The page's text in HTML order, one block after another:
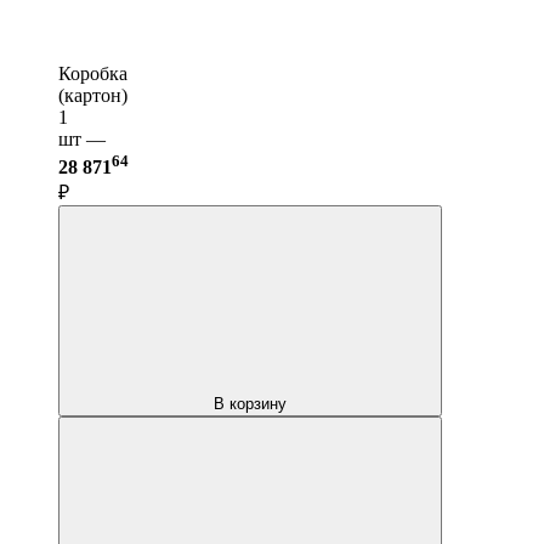
Коробка
(картон)
1
шт —
28 87164
₽
В корзину